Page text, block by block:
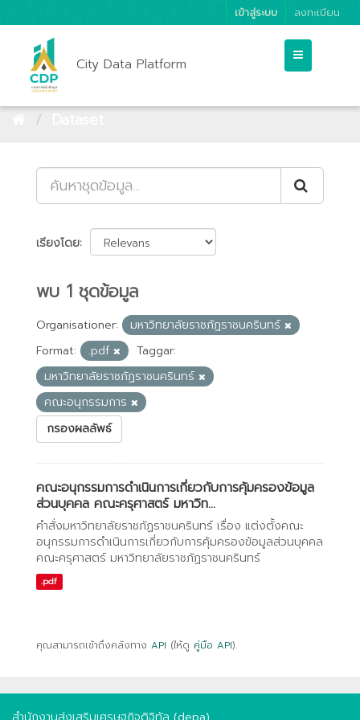
เข้าสู่ระบบ ลงทะเบียน
City Data Platform
เรียงโดย
พบ 1 ชุดข้อมูล
Organisationer:
มหาวิทยาลัยราชภัฏราชนครินทร์
Format:
.pdf
Taggar:
มหาวิทยาลัยราชภัฏราชนครินทร์
คณะอนุกรรมการ
กรองผลลัพธ์
คณะอนุกรรมการดำเนินการเกี่ยวกับการคุ้มครองข้อมูล
ส่วนบุคคล คณะครุศาสตร์ มหาวิท...
คำสั่งมหาวิทยาลัยราชภัฏราชนครินทร์ เรื่อง แต่งตั้งคณะ
อนุกรรมการดำเนินการเกี่ยวกับการคุ้มครองข้อมูลส่วนบุคคล
คณะครุศาสตร์ มหาวิทยาลัยราชภัฏราชนครินทร์
.pdf
คุณสามารถเข้าถึงคลังทาง API (ให้ดู คู่มือ API).